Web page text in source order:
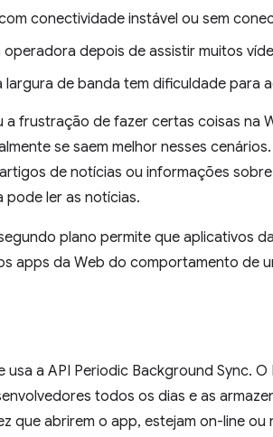
conectividade instável ou sem
operadora depois de assistir muitos
largura de banda tem dificuldade para
a frustração de fazer certas coisas na
se saem melhor nesses
de notícias ou informações
pode ler as notícias.
plano permite que aplicativos
apps da Web do comportamento de
usa a API Periodic Background Sync.
todos os dias e as
que abrirem o app, estejam on-line ou